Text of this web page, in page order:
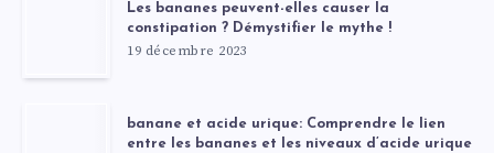
Les bananes peuvent-elles causer la
constipation ? Démystifier le mythe !
19 décembre 2023
banane et acide urique: Comprendre le lien
entre les bananes et les niveaux d’acide urique